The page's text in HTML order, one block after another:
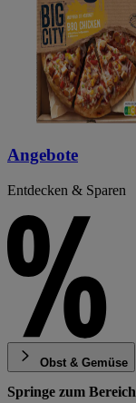
Angebote
Entdecken & Sparen
Obst & Gemüse
Springe zum Bereich